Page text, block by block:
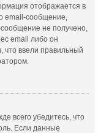
отображается в
email-сообщение,
не получено,
email либо он
что ввели правильный
всего убедитесь, что
Если данные